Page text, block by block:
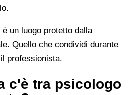
un luogo protetto dalla
Quello che condividi durante
professionista.
c'è tra psicologo